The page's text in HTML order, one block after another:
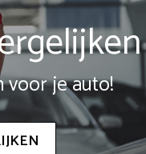
voor je auto!